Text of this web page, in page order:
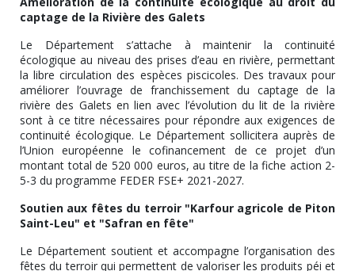
captage de la Rivière des Galets
Le Département s’attache à maintenir la continuité
écologique au niveau des prises d’eau en rivière, permettant
la libre circulation des espèces piscicoles. Des travaux pour
améliorer l’ouvrage de franchissement du captage de la
rivière des Galets en lien avec l’évolution du lit de la rivière
sont à ce titre nécessaires pour répondre aux exigences de
continuité écologique. Le Département sollicitera auprès de
l’Union européenne le cofinancement de ce projet d’un
montant total de 520 000 euros, au titre de la fiche action 2-
5-3 du programme FEDER FSE+ 2021-2027.
Soutien aux fêtes du terroir "Karfour agricole de Piton
Saint-Leu" et "Safran en fête"
Le Département soutient et accompagne l’organisation des
fêtes du terroir qui permettent de valoriser les produits péi et